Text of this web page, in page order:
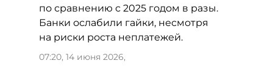
по сравнению с 2025 годом в разы.
Банки ослабили гайки, несмотря
на риски роста неплатежей.
07:20, 14 июня 2026,